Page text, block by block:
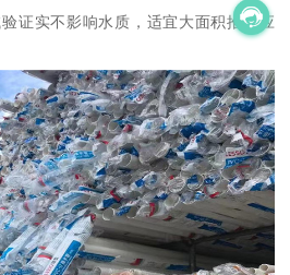
证实不影响水质，适宜大面积推广应